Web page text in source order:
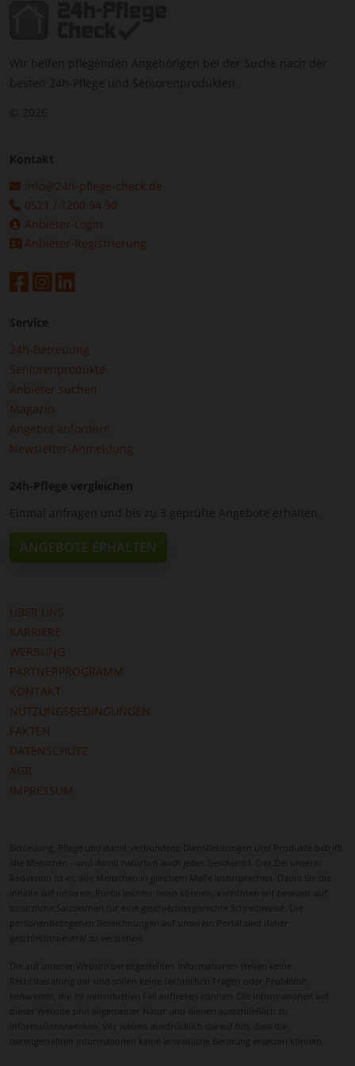
Sie erhalten unverbindlich bis zu drei Angebote von
zuverlässig und ohne versteckte Kosten.
Wir helfen pflegenden Angehörigen bei der Suche nach der
besten 24h-Pflege und Seniorenprodukten.
© 2026
Kontakt
info@24h-pflege-check.de
0521 / 1200 94 90
Anbieter-Login
Anbieter-Registrierung
Service
24h-Betreuung
Seniorenprodukte
Anbieter suchen
Magazin
Angebot anfordern
Newsletter-Anmeldung
24h-Pflege vergleichen
Einmal anfragen und bis zu 3 geprüfte Angebote erhalten.
ANGEBOTE ERHALTEN
ÜBER UNS
KARRIERE
WERBUNG
PARTNERPROGRAMM
KONTAKT
NUTZUNGSBEDINGUNGEN
FAKTEN
DATENSCHUTZ
AGB
IMPRESSUM
Betreuung, Pflege und damit verbundene Dienstleistungen und Produkte betrifft
alle Menschen - und damit natürlich auch jedes Geschlecht. Das Ziel unserer
Redaktion ist es, alle Menschen in gleichem Maße anzusprechen. Damit Sie die
Inhalte auf unserem Portal leichter lesen können, verzichten wir bewusst auf
zusätzliche Satzzeichen für eine geschlechtergerechte Schreibweise. Die
personenbezogenen Bezeichnungen auf unserem Portal sind daher
geschlechtsneutral zu verstehen.
Die auf unserer Website bereitgestellten Informationen stellen keine
Rechtsberatung dar und sollen keine rechtlichen Fragen oder Probleme
behandeln, die im individuellen Fall auftreten können. Die Informationen auf
dieser Website sind allgemeiner Natur und dienen ausschließlich zu
Informationszwecken. Wir weisen ausdrücklich darauf hin, dass die
bereitgestellten Informationen keine anwaltliche Beratung ersetzen können.